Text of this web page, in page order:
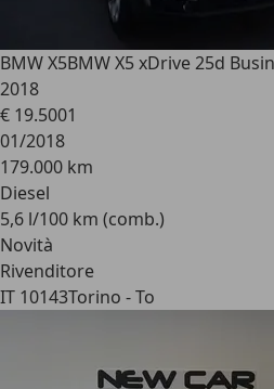
BMW X5BMW X5 xDrive 25d
2018
€ 19.5001
01/2018
179.000 km
Diesel
5,6 l/100 km (comb.)
Novità
Rivenditore
IT 10143Torino - To